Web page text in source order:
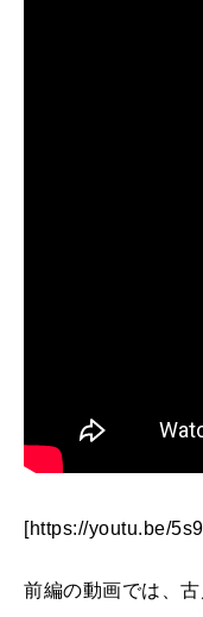
[https://youtu.be/
前編の動画では、